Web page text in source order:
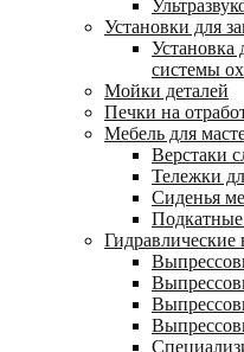
Установки для
Установка
системы
Мойки деталей
Печки на
Мебель для
Верстаки
Тележки
Сиденья